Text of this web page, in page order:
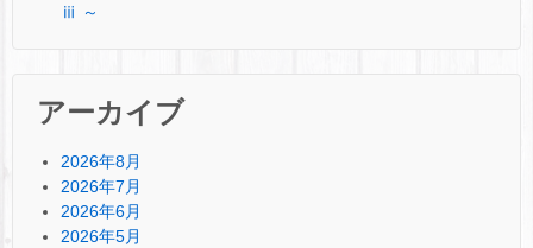
ⅲ ～
アーカイブ
2026年8月
2026年7月
2026年6月
2026年5月